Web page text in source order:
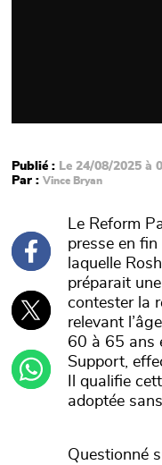
Publié : Le 24/08/2025 à
Par :Vince Bryan
Le Reform
presse en
laquelle
préparait
contester la
relevant
60 à 65 ans
Support,
Il qualifie
adoptée
Questionné